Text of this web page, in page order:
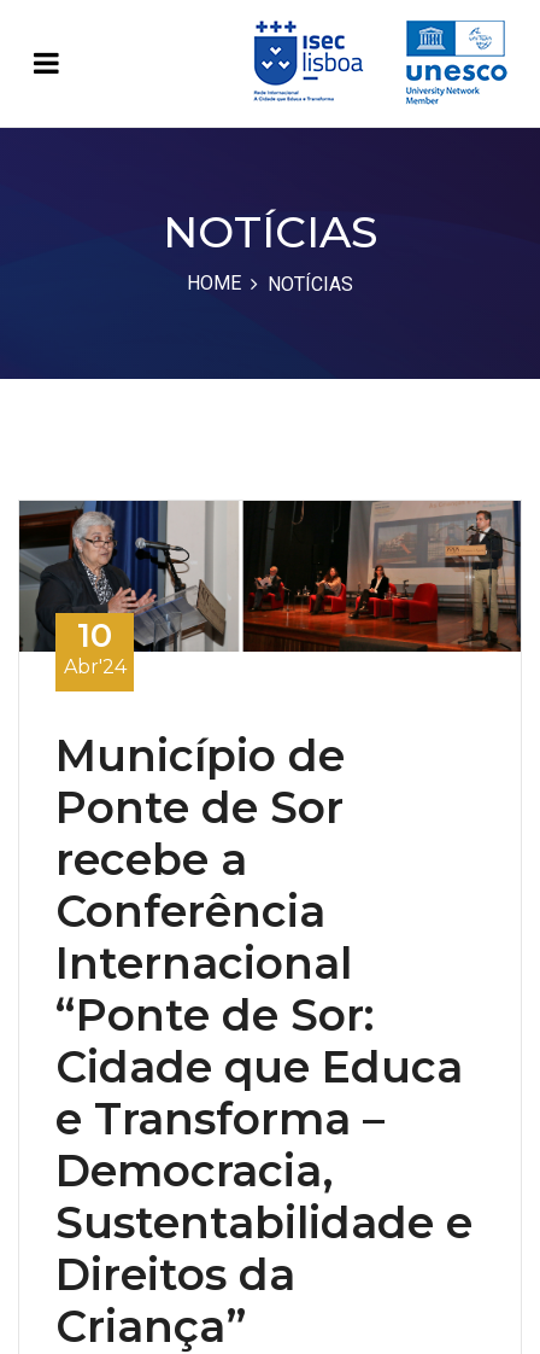
NOTÍCIAS
HOME NOTÍCIAS
10
Abr'24
Município de
Ponte de Sor
recebe a
Conferência
Internacional
“Ponte de Sor:
Cidade que Educa
e Transforma –
Democracia,
Sustentabilidade e
Direitos da
Criança”